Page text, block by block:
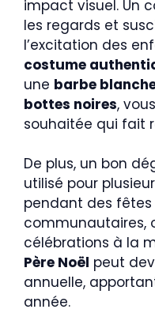
impact visuel. Un
les regards et
l’excitation des
costume
une barbe
bottes noires,
souhaitée qui fait
De plus, un bon
utilisé pour
pendant des fêtes
communautaires,
célébrations à la
Père Noël peut
annuelle,
année.